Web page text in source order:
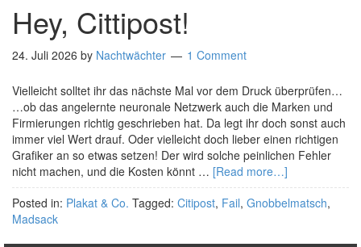
Hey, Cittipost!
24. Juli 2026 by Nachtwächter 1 Comment
Vielleicht solltet ihr das nächste Mal vor dem Druck überprüfen…
…ob das angelernte neuronale Netzwerk auch die Marken und
Firmierungen richtig geschrieben hat. Da legt ihr doch sonst auch
immer viel Wert drauf. Oder vielleicht doch lieber einen richtigen
Grafiker an so etwas setzen! Der wird solche peinlichen Fehler
nicht machen, und die Kosten könnt … [Read more…]
Posted in: Plakat & Co. Tagged: Citipost, Fail, Gnobbelmatsch,
Madsack